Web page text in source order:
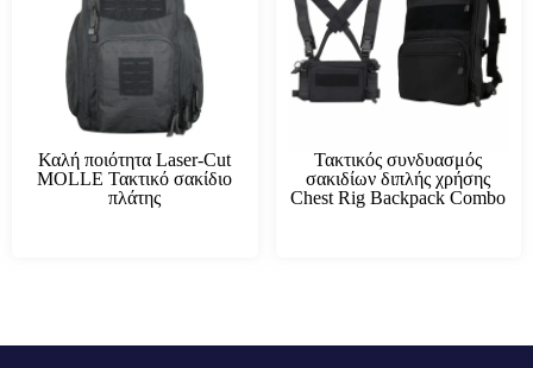
Καλή ποιότητα Laser-Cut
MOLLE Τακτικό σακίδιο
πλάτης
Τακτικός συνδυασμός
σακιδίων διπλής χρήσης
Chest Rig Backpack Combo